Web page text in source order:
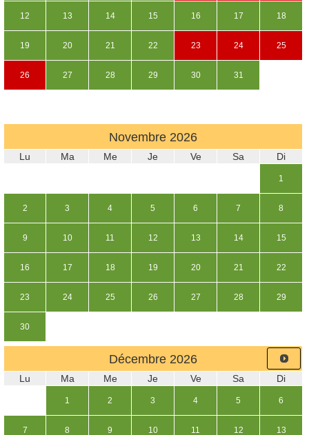
12 13 14 15 16 17 18
19 20 21 22 23 24 25
26 27 28 29 30 31
Novembre 2026
Lu Ma Me Je Ve Sa Di
1
2 3 4 5 6 7 8
9 10 11 12 13 14 15
16 17 18 19 20 21 22
23 24 25 26 27 28 29
30
Décembre 2026
Lu Ma Me Je Ve Sa Di
1 2 3 4 5 6
7 8 9 10 11 12 13